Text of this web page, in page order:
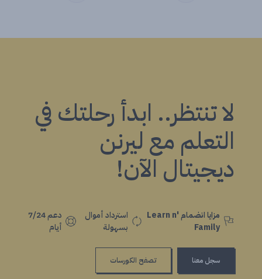
لا تنتظر.. ابدأ رحلتك في
التعلم مع ليرنن
ديجيتال الآن!
مزايا انضمام Learn n'
Family
استرداد أموال
بسهولة
دعم 7/24
أيام
سجل معنا تصفح الكورسات